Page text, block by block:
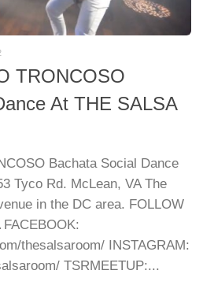
TRONCOSO
At THE SALSA
Bachata Social Dance
Tyco Rd. McLean, VA The
in the DC area. FOLLOW
thesalsaroom/ INSTAGRAM:
TSRMEETUP:...